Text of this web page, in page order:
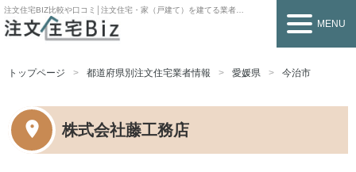
注文住宅BIZ比較や口コミ│注文住宅・家（戸建て）を建てる業者を探すなら
MENU
トップページ 都道府県別注文住宅業者情報 愛媛県 今治市
株式会社藤工務店